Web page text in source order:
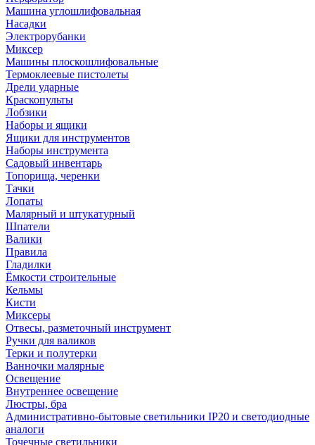
Машина углошлифовальная
Насадки
Электрорубанки
Миксер
Машины плоскошлифовальные
Термоклеевые пистолеты
Дрели ударные
Краскопульты
Лобзики
Наборы и ящики
Ящики для инструментов
Наборы инструмента
Садовый инвентарь
Топорища, черенки
Тачки
Лопаты
Малярный и штукатурный
Шпатели
Валики
Правила
Гладилки
Ёмкости строительные
Кельмы
Кисти
Миксеры
Отвесы, разметочный инструмент
Ручки для валиков
Терки и полутерки
Ванночки малярные
Освещение
Внутреннее освещение
Люстры, бра
Административно-бытовые светильники IP20 и светодиодные
аналоги
Точечные светильники